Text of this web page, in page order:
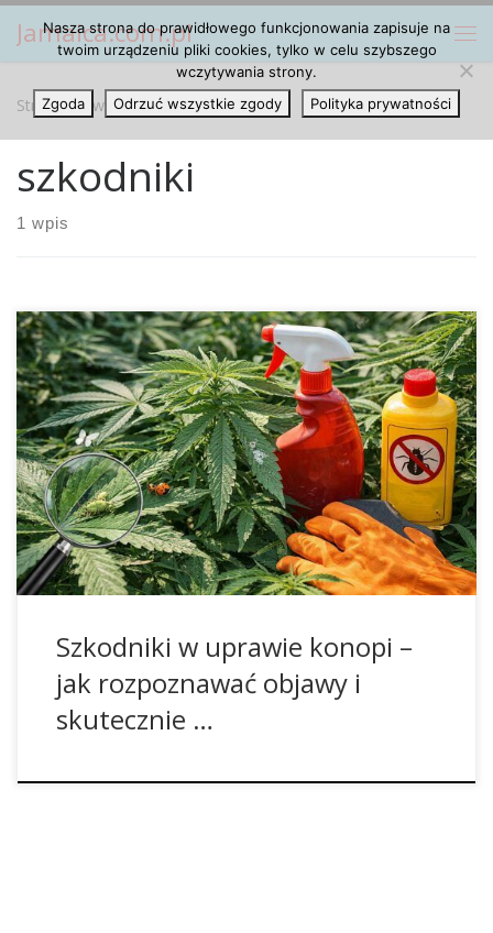
Przejdź do treści
Jamaica.com.pl
Strona główna » szkodniki
szkodniki
1 wpis
Uprawa konopi wymaga nie tylko odpowiedniego światła,
dobrze dobranego podłoża, właściwego nawożenia i
kontroli warunków środowiskowych, ale również stałej
obserwacji zdrowia roślin. Jednym z najpoważniejszych
zagrożeń, które mogą obniżyć jakość i ilość plonów, są
szkodniki. To właśnie one bardzo często odpowiadają za
zahamowanie wzrostu, osłabienie roślin, deformacje liści,
uszkodzenia korzeni […]
Szkodniki w uprawie konopi –
jak rozpoznawać objawy i
skutecznie …
Nasza strona do prawidłowego funkcjonowania zapisuje na
twoim urządzeniu pliki cookies, tylko w celu szybszego
wczytywania strony.
Zgoda
Odrzuć wszystkie zgody Polityka prywatności